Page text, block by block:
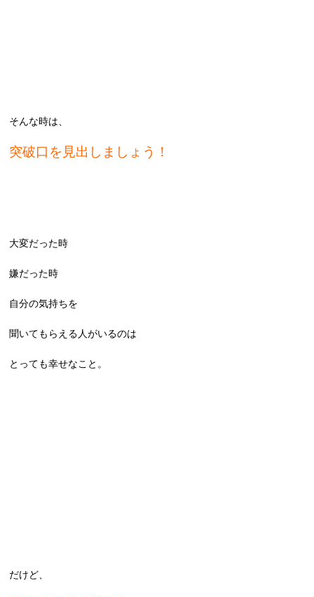
そんな時は、
突破口を見出しましょう！
大変だった時
嫌だった時
自分の気持ちを
聞いてもらえる人がいるのは
とっても幸せなこと。
だけど、